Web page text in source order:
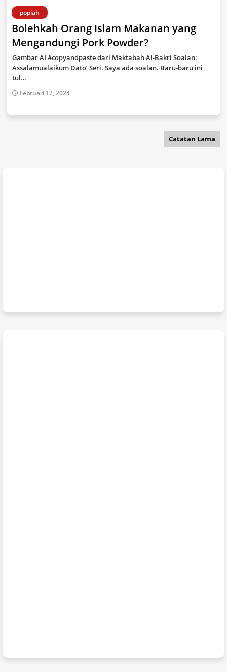
popiah
Bolehkah Orang Islam Makanan yang
Mengandungi Pork Powder?
Gambar AI #copyandpaste dari Maktabah Al-Bakri Soalan:
Assalamualaikum Dato’ Seri. Saya ada soalan. Baru-baru ini
tul…
Februari 12, 2024
Catatan Lama